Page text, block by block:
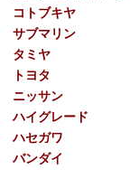
コトブキヤ
サブマリン
タミヤ
トヨタ
ニッサン
ハイグレード
ハセガワ
バンダイ